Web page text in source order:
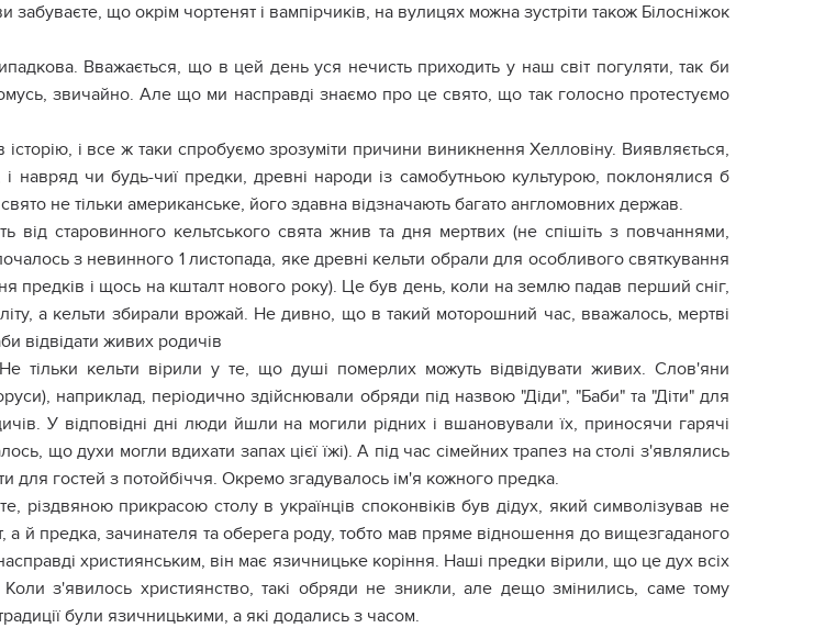
забуваєте, що окрім чортенят і вампірчиків, на вулицях можна зустріти також Білосніжок
Вважається, що в цей день уся нечисть приходить у наш світ погуляти, так би
звичайно. Але що ми насправді знаємо про це свято, що так голосно протестуємо
і все ж таки спробуємо зрозуміти причини виникнення Хелловіну. Виявляється,
і навряд чи будь-чиї предки, древні народи із самобутньою культурою, поклонялися б
свято не тільки американське, його здавна відзначають багато англомовних держав.
від старовинного кельтського свята жнив та дня мертвих (не спішіть з повчаннями,
з невинного 1 листопада, яке древні кельти обрали для особливого святкування
предків і щось на кшталт нового року). Це був день, коли на землю падав перший сніг,
а кельти збирали врожай. Не дивно, що в такий моторошний час, вважалось, мертві
відвідати живих родичів
тільки кельти вірили у те, що душі померлих можуть відвідувати живих. Слов'яни
наприклад, періодично здійснювали обряди під назвою "Діди", "Баби" та "Діти" для
У відповідні дні люди йшли на могили рідних і вшановували їх, приносячи гарячі
що духи могли вдихати запах цієї їжі). А під час сімейних трапез на столі з'являлись
для гостей з потойбіччя. Окремо згадувалось ім'я кожного предка.
різдвяною прикрасою столу в українців споконвіків був дідух, який символізував не
а й предка, зачинателя та оберега роду, тобто мав пряме відношення до вищезгаданого
християнським, він має язичницьке коріння. Наші предки вірили, що це дух всіх
Коли з'явилось християнство, такі обряди не зникли, але дещо змінились, саме тому
були язичницькими, а які додались з часом.